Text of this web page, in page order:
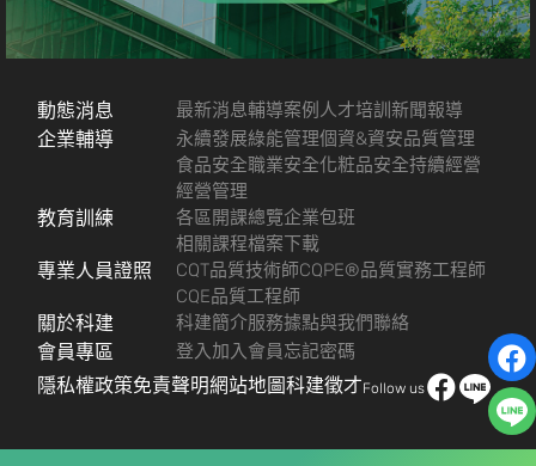
動態消息 最新消息輔導案例 人才培訓新聞報導
企業輔導 永續發展綠能管理個資&資安品質管理
食品安全職業安全化粧品安全持續經營
經營管理
教育訓練 各區開課總覽企業包班
相關課程檔案下載
專業人員證照 CQT品質技術師CQPE®品質實務工程師
CQE品質工程師
關於科建 科建簡介服務據點與我們聯絡
會員專區 登入加入會員忘記密碼
隱私權政策免責聲明網站地圖科建徵才Follow us